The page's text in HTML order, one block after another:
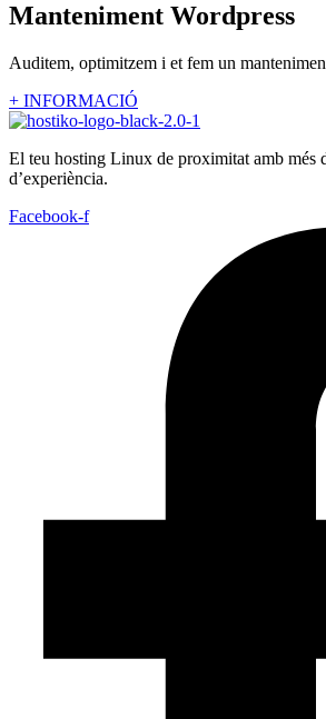
Manteniment Wordpress
Auditem, optimitzem i et fem un
+ INFORMACIÓ
El teu hosting Linux de proximitat amb més
d’experiència.
Facebook-f